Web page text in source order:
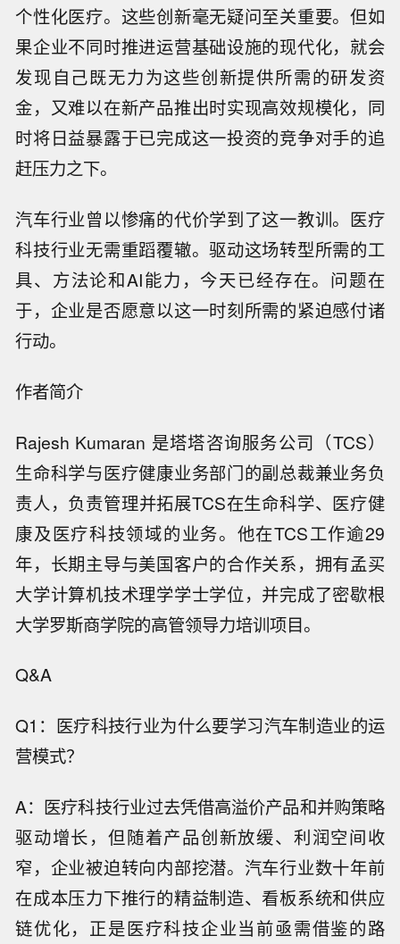
个性化医疗。这些创新毫无疑问至关重要。但如
果企业不同时推进运营基础设施的现代化，就会
发现自己既无力为这些创新提供所需的研发资
金，又难以在新产品推出时实现高效规模化，同
时将日益暴露于已完成这一投资的竞争对手的追
赶压力之下。
汽车行业曾以惨痛的代价学到了这一教训。医疗
科技行业无需重蹈覆辙。驱动这场转型所需的工
具、方法论和AI能力，今天已经存在。问题在
于，企业是否愿意以这一时刻所需的紧迫感付诸
行动。
作者简介
Rajesh Kumaran 是塔塔咨询服务公司（TCS）
生命科学与医疗健康业务部门的副总裁兼业务负
责人，负责管理并拓展TCS在生命科学、医疗健
康及医疗科技领域的业务。他在TCS工作逾29
年，长期主导与美国客户的合作关系，拥有孟买
大学计算机技术理学学士学位，并完成了密歇根
大学罗斯商学院的高管领导力培训项目。
Q&A
Q1：医疗科技行业为什么要学习汽车制造业的运
营模式？
A：医疗科技行业过去凭借高溢价产品和并购策略
驱动增长，但随着产品创新放缓、利润空间收
窄，企业被迫转向内部挖潜。汽车行业数十年前
在成本压力下推行的精益制造、看板系统和供应
链优化，正是医疗科技企业当前亟需借鉴的路